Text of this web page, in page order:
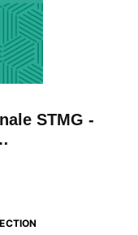
STMG -